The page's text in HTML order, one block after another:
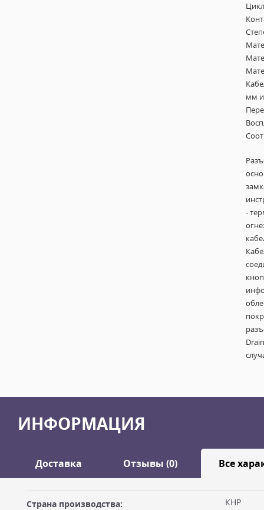
мм
-
ИНФОРМАЦИЯ
Доставка Отзывы (0) Все
Оставить отзыв
Страна производства: КНР